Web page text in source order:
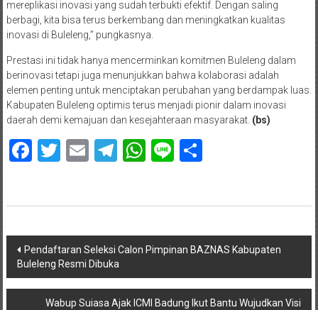
mereplikasi inovasi yang sudah terbukti efektif. Dengan saling
berbagi, kita bisa terus berkembang dan meningkatkan kualitas
inovasi di Buleleng,” pungkasnya.
Prestasi ini tidak hanya mencerminkan komitmen Buleleng dalam
berinovasi tetapi juga menunjukkan bahwa kolaborasi adalah
elemen penting untuk menciptakan perubahan yang berdampak luas.
Kabupaten Buleleng optimis terus menjadi pionir dalam inovasi
daerah demi kemajuan dan kesejahteraan masyarakat. (bs)
Facebook
Twitter
EmailTelegram
WhatsApp
LineShare
Navigasi
pos
Pendaftaran Seleksi Calon Pimpinan BAZNAS Kabupaten
Buleleng Resmi Dibuka
Wabup Suiasa Ajak ICMI Badung Ikut Bantu Wujudkan Visi